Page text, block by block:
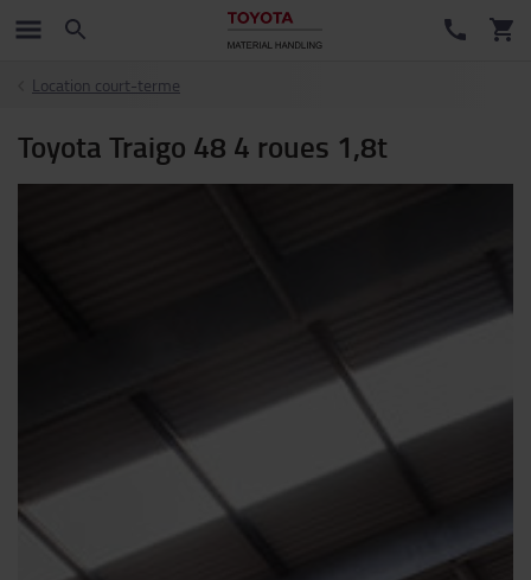
Location court-terme
Toyota Traigo 48 4 roues 1,8t